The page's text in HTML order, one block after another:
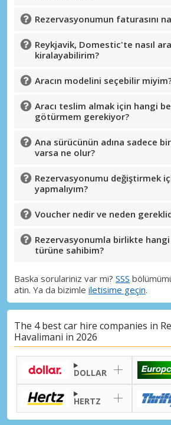
Rezervasyonumun faturasını
Reykjavik, Domestic'te nasıl
kiralayabilirim?
Aracın modelini seçebilir
Aracı teslim almak için hangi
götürmem gerekiyor?
Ana sürücünün adına sadece
varsa ne olur?
Rezervasyonumu değiştirmek
yapmalıyım?
Voucher nedir ve neden
Rezervasyonumla birlikte
türüne sahibim?
Baska sorulariniz var mi? SSS
atin. Ya da bizimle iletisime geçin.
The 4 best car hire companies in
Havalimani in 2026
DOLLAR
HERTZ